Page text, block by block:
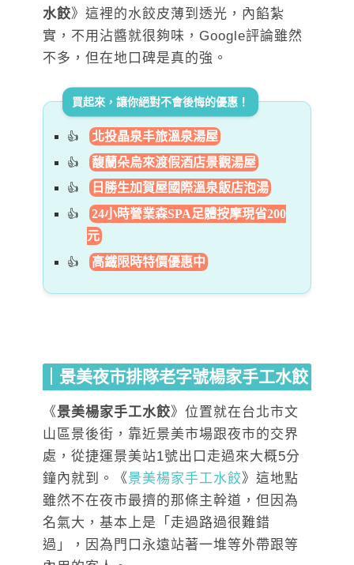
水餃》這裡的水餃皮薄到透光，內餡紮
實，不用沾醬就很夠味，Google評論雖然
不多，但在地口碑是真的強。
買起來，讓你絕對不會後悔的優惠！
北投晶泉丰旅溫泉湯屋
馥蘭朵烏來渡假酒店景觀湯屋
日勝生加賀屋國際溫泉飯店泡湯
24小時營業森SPA足體按摩現省200
元
高鐵限時特價優惠中
｜景美夜市排隊老字號楊家手工水餃
《景美楊家手工水餃》位置就在台北市文
山區景後街，靠近景美市場跟夜市的交界
處，從捷運景美站1號出口走過來大概5分
鐘內就到。《景美楊家手工水餃》這地點
雖然不在夜市最擠的那條主幹道，但因為
名氣大，基本上是「走過路過很難錯
過」，因為門口永遠站著一堆等外帶跟等